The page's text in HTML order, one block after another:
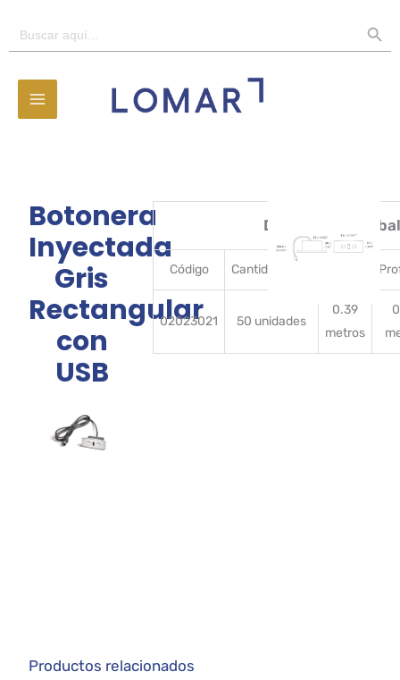
Buscar:
Botonera
Inyectada
Gris
Rectangular
con
USB
Detalles del
Código CantidadBulto
02023021 50 unidades
0.39
metros
Productos relacionados